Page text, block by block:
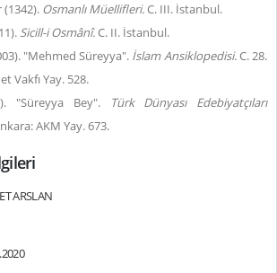
(1342). Osmanlı Müellifleri.C. III. İstanbul.
Sicill-i Osmânî.C. II. İstanbul.
"Mehmed Süreyya". İslam Ansiklopedisi. C. 28.
Vakfı Yay. 528.
"Süreyya Bey".
Türk Dünyası Edebiyatçıları
AKM Yay. 673.
ARSLAN